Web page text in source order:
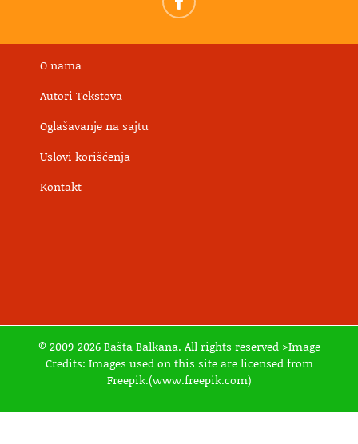
O nama
Autori Tekstova
Oglašavanje na sajtu
Uslovi korišćenja
Kontakt
© 2009-2026 Bašta Balkana. All rights reserved >Image
Credits: Images used on this site are licensed from
Freepik.(www.freepik.com)